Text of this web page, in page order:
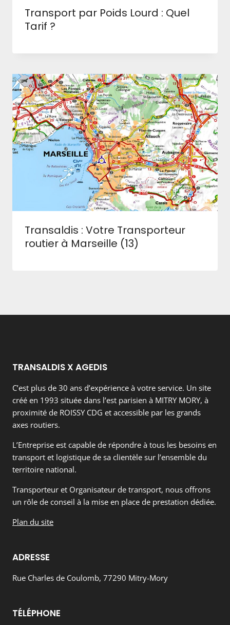
Transport par Poids Lourd : Quel
Tarif ?
Transaldis : Votre Transporteur
routier à Marseille (13)
TRANSALDIS X AGEDIS
C’est plus de 30 ans d’expérience à votre service. Un site
créé en 1993 située dans l’est parisien à MITRY MORY, à
proximité de ROISSY CDG et accessible par les grands
axes routiers.
L’Entreprise est capable de répondre à tous les besoins en
transport et logistique de sa clientèle sur l’ensemble du
territoire national.
Transporteur et Organisateur de transport, nous offrons
un rôle de conseil à la mise en place de prestation dédiée.
Plan du site
ADRESSE
Rue Charles de Coulomb, 77290 Mitry-Mory
TÉLÉPHONE